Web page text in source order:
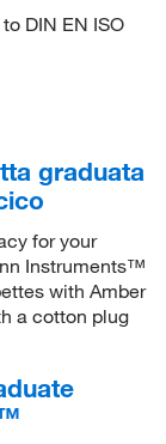
DIN EN ISO
graduata
for your
Instruments™
with Amber
a cotton plug